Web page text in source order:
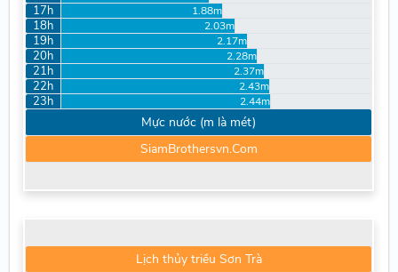
17h 1.88m
18h 2.03m
19h 2.17m
20h 2.28m
21h 2.37m
22h 2.43m
23h 2.44m
Mực nước (m là mét)
SiamBrothersvn.Com
Lịch thủy triều Sơn Trà